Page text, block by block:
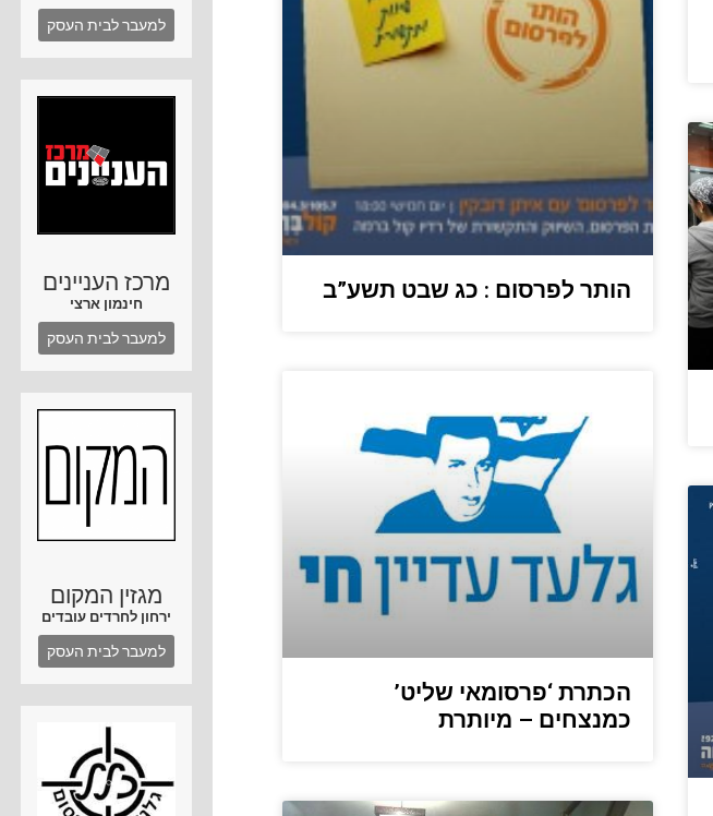
הותר לפרסום : כג שבט תשע”ב
הכתרת ‘פרסומאי שליט’
כמנצחים – מיותרת
למעבר לבית העסק
מרכז העניינים
חינמון ארצי
למעבר לבית העסק
מגזין המקום
ירחון לחרדים עובדים
למעבר לבית העסק